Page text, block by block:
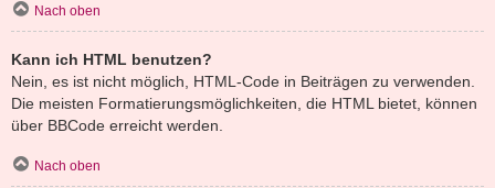
Nach oben
Kann ich HTML benutzen?
Nein, es ist nicht möglich, HTML-Code in Beiträgen zu verwenden.
Die meisten Formatierungsmöglichkeiten, die HTML bietet, können
über BBCode erreicht werden.
Nach oben